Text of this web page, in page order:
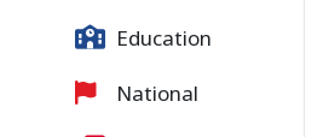
Education
National